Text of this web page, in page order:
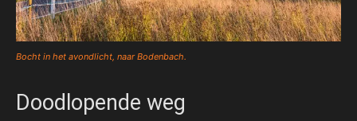
Bocht in het avondlicht, naar Bodenbach.
Doodlopende weg